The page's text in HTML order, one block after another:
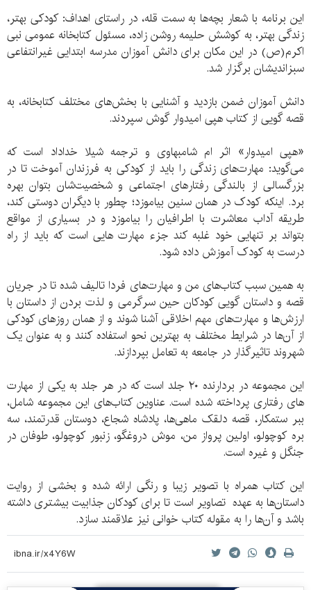
این برنامه با شعار بچه‌ها به سمت قله، در راستای اهداف: کودکی بهتر،
زندگی بهتر، به کوشش حلیمه روشن زاده، مسئول کتابخانه عمومی نبی
اکرم(ص) در این مکان برای دانش آموزان مدرسه ابتدایی غیرانتفاعی
سبزاندیشان برگزار شد.
دانش آموزان ضمن بازدید و آشنایی با بخش‌های مختلف کتابخانه، به
قصه گویی از کتاب هپی امیدوار گوش سپردند.
«هپی امیدوار» اثر ام شامبهاوی و ترجمه شیلا خداداد است که
می‌گويد: مهارت‌های زندگی را باید از کودکی به فرزندان آموخت تا در
بزرگسالی از بالندگی رفتارهای اجتماعی و شخصیت‌شان بتوان بهره
برد. اینکه کودک در همان سنین بیاموزد؛ چطور با دیگران دوستی کند،
طریقه آداب معاشرت با اطرافیان را بیاموزد و در بسیاری از مواقع
بتواند بر تنهایی خود غلبه کند جزء مهارت هایی است که باید از راه
درست به کودک آموزش داده شود.
به همین سبب کتاب‌های من و مهارت‌های فردا تالیف شده تا در جریان
قصه و داستان گویی کودکان حین سرگرمی و لذت بردن از داستان با
ارزش‌ها و مهارت‌های مهم اخلاقی آشنا شوند و از همان روزهای کودکی
از آن‌ها در شرایط مختلف به بهترین نحو استفاده کنند و به عنوان یک
شهروند تاثیرگذار در جامعه به تعامل بپردازند.
این مجموعه در بردارنده ۲۰ جلد است که در هر جلد به یکی از مهارت
های رفتاری پرداخته شده است. عناوین کتاب‌های این مجموعه شامل،
ببر ستمکار، قصه دلقک ماهی‌ها، پادشاه شجاع، دوستان قدرتمند، سه
بره کوچولو، اولین پرواز من، موش دروغگو، زنبور کوچولو، طوفان در
جنگل و غیره است.
این کتاب همراه با تصویر زیبا و رنگی ارائه شده و بخشی از روایت
داستان‌ها به عهده تصاویر است تا برای کودکان جذابیت بیشتری داشته
باشد و آن‌ها را به مقوله کتاب خوانی نیز علاقمند سازد.